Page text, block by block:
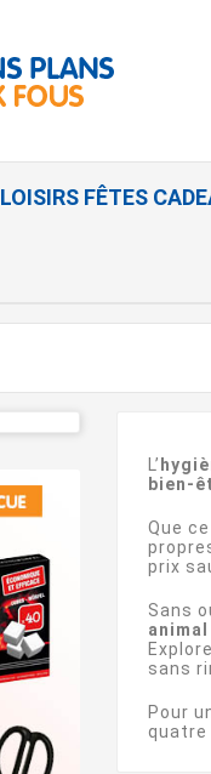
LOISIRS FÊTES
L’
bien-
Que
prix
Sans
animal
sans
Pour
quatre